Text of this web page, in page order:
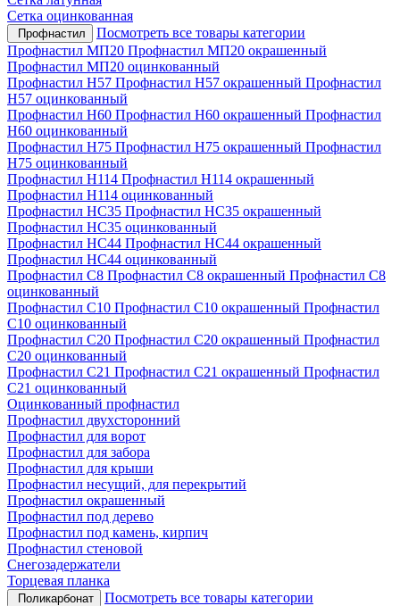
Сетка оцинкованная
Профнастил
Посмотреть все товары категории
Профнастил МП20 Профнастил МП20 окрашенный
Профнастил МП20 оцинкованный
Профнастил Н57 Профнастил Н57 окрашенный Профнастил
Н57 оцинкованный
Профнастил Н60 Профнастил Н60 окрашенный Профнастил
Н60 оцинкованный
Профнастил Н75 Профнастил Н75 окрашенный Профнастил
Н75 оцинкованный
Профнастил Н114 Профнастил Н114 окрашенный
Профнастил Н114 оцинкованный
Профнастил НС35 Профнастил НС35 окрашенный
Профнастил НС35 оцинкованный
Профнастил НС44 Профнастил НС44 окрашенный
Профнастил НС44 оцинкованный
Профнастил С8 Профнастил С8 окрашенный Профнастил С8
оцинкованный
Профнастил С10 Профнастил С10 окрашенный Профнастил
С10 оцинкованный
Профнастил С20 Профнастил С20 окрашенный Профнастил
С20 оцинкованный
Профнастил С21 Профнастил С21 окрашенный Профнастил
С21 оцинкованный
Оцинкованный профнастил
Профнастил двухсторонний
Профнастил для ворот
Профнастил для забора
Профнастил для крыши
Профнастил несущий, для перекрытий
Профнастил окрашенный
Профнастил под дерево
Профнастил под камень, кирпич
Профнастил стеновой
Снегозадержатели
Торцевая планка
Поликарбонат
Посмотреть все товары категории